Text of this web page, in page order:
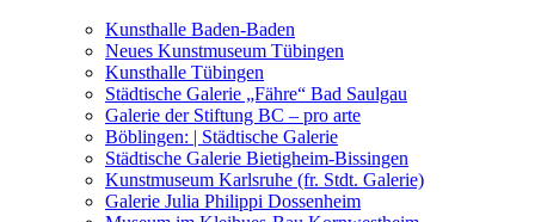
Was seither geschah
Kunstwettbewerbe, Ausschreibungen für Künstler
Kunsthalle Baden-Baden
Neues Kunstmuseum Tübingen
Kunsthalle Tübingen
Städtische Galerie „Fähre“ Bad Saulgau
Galerie der Stiftung BC – pro arte
Böblingen: | Städtische Galerie
Städtische Galerie Bietigheim-Bissingen
Kunstmuseum Karlsruhe (fr. Stdt. Galerie)
Galerie Julia Philippi Dossenheim